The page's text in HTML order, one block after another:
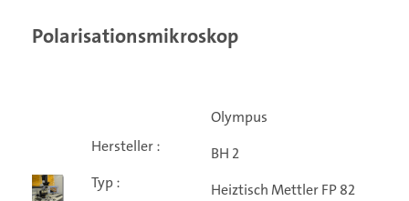
Polarisationsmikroskop
Hersteller :
Typ :
Olympus
BH 2
Heiztisch Mettler FP 82